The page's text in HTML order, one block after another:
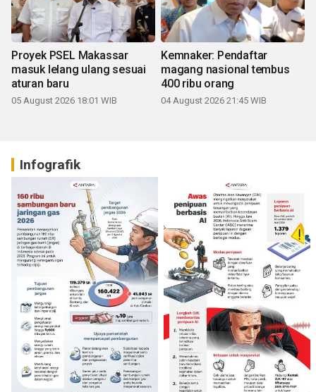
Proyek PSEL Makassar
masuk lelang ulang sesuai
aturan baru
05 August 2026 18:01 WIB
Kemnaker: Pendaftar
magang nasional tembus
400 ribu orang
04 August 2026 21:45 WIB
Infografik